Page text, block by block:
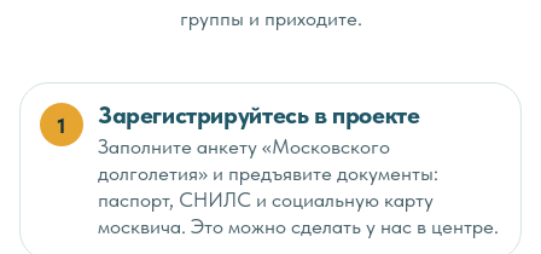
группы и приходите.
1 Зарегистрируйтесь в проекте
Заполните анкету «Московского
долголетия» и предъявите документы:
паспорт, СНИЛС и социальную карту
москвича. Это можно сделать у нас в центре.